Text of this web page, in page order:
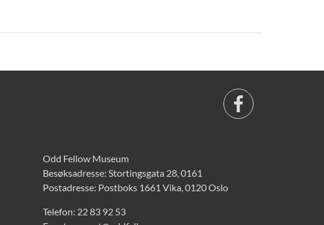
Odd Fellow Museum
Besøksadresse: Stortingsgata 28, 0161
Postadresse: Postboks 1661 Vika, 0120 Oslo
Telefon: 22 83 92 53